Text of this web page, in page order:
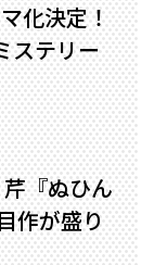
化決定！
テリー
『ぬひん
作が盛り